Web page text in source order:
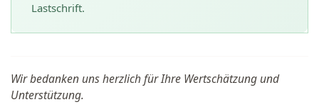
Lastschrift.
Wir bedanken uns herzlich für Ihre Wertschätzung und
Unterstützung.